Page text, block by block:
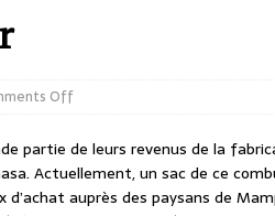
Off
partie de leurs revenus de la
Actuellement, un sac de ce
auprès des paysans de